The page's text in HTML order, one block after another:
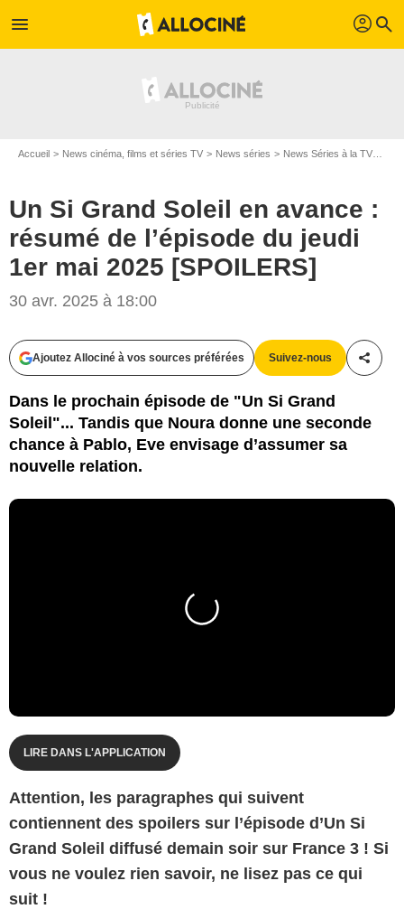
menu profil search
Accueil News cinéma, films et séries TV News séries News Séries à la TV
Un Si Grand Soleil en avance :
résumé de l’épisode du jeudi
1er mai 2025 [SPOILERS]
30 avr. 2025 à 18:00
Ajoutez Allociné à vos sources préférées Suivez-nous
Dans le prochain épisode de "Un Si Grand
Soleil"... Tandis que Noura donne une seconde
chance à Pablo, Eve envisage d’assumer sa
nouvelle relation.
LIRE DANS L'APPLICATION
Attention, les paragraphes qui suivent
contiennent des spoilers sur l’épisode d’Un Si
Grand Soleil diffusé demain soir sur France 3 ! Si
vous ne voulez rien savoir, ne lisez pas ce qui
suit !